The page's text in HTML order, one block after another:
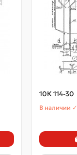
10К 114-30
В наличии ✓